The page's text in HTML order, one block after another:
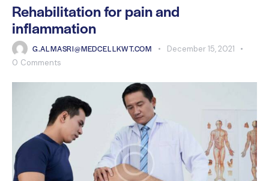
Rehabilitation for pain and
inflammation
G.ALMASRI@MEDCELLKWT.COM
December 15, 2021
0 Comments